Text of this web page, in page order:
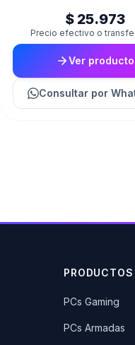
$ 25.973
Precio efectivo o
Ver producto
Consultar por
PRODUCTOS
PCs Gaming
PCs Armadas